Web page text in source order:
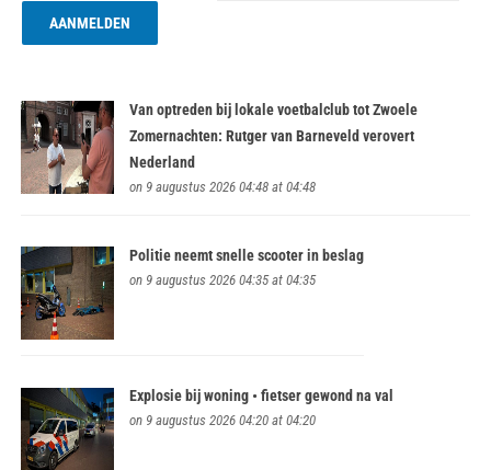
Van optreden bij lokale voetbalclub tot Zwoele
Zomernachten: Rutger van Barneveld verovert
Nederland
on 9 augustus 2026 04:48 at 04:48
Politie neemt snelle scooter in beslag
on 9 augustus 2026 04:35 at 04:35
Explosie bij woning • fietser gewond na val
on 9 augustus 2026 04:20 at 04:20